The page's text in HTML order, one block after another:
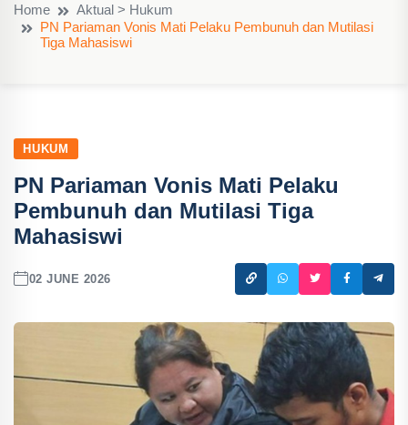
Home
Aktual > Hukum
PN Pariaman Vonis Mati Pelaku Pembunuh dan Mutilasi
Tiga Mahasiswi
HUKUM
PN Pariaman Vonis Mati Pelaku
Pembunuh dan Mutilasi Tiga
Mahasiswi
02 JUNE 2026